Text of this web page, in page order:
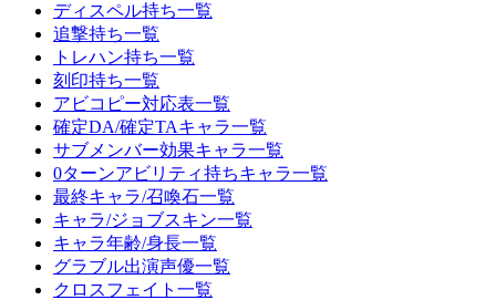
ディスペル持ち一覧
追撃持ち一覧
トレハン持ち一覧
刻印持ち一覧
アビコピー対応表一覧
確定DA/確定TAキャラ一覧
サブメンバー効果キャラ一覧
0ターンアビリティ持ちキャラ一覧
最終キャラ/召喚石一覧
キャラ/ジョブスキン一覧
キャラ年齢/身長一覧
グラブル出演声優一覧
クロスフェイト一覧